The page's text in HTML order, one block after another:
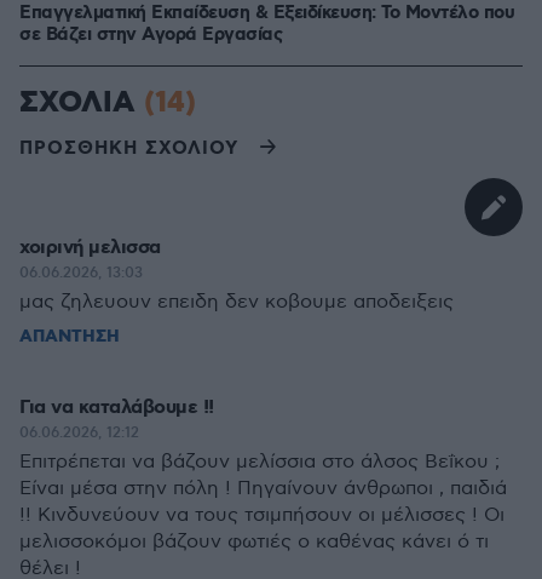
Επαγγελματική Εκπαίδευση & Εξειδίκευση: Το Mοντέλο που
σε Bάζει στην Aγορά Eργασίας
ΣΧΟΛΙΑ (14)
ΠΡΟΣΘΗΚΗ ΣΧΟΛΙΟΥ
χοιρινή μελισσα
06.06.2026, 13:03
μας ζηλευουν επειδη δεν κοβουμε αποδειξεις
ΑΠΑΝΤΗΣΗ
Για να καταλάβουμε !!
06.06.2026, 12:12
Επιτρέπεται να βάζουν μελίσσια στο άλσος Βεΐκου ;
Είναι μέσα στην πόλη ! Πηγαίνουν άνθρωποι , παιδιά
!! Κινδυνεύουν να τους τσιμπήσουν οι μέλισσες ! Οι
μελισσοκόμοι βάζουν φωτιές ο καθένας κάνει ό τι
θέλει !